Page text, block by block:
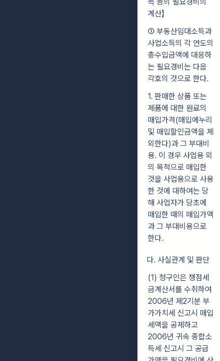
계산】
① 부동산임대소득과
사업소득의 각 연도의
총수입금액에 대응하
는 필요경비는 다음
각호의 것으로 한다.
1. 판매한 상품 또는
제품에 대한 원료의
매입가격(매입에누리
및 매입할인금액을 제
외한다)과 그 부대비
용. 이 경우 사업용 외
의 목적으로 매입한
것을 사업용으로 사용
한 것에 대하여는 당
해 사업자가 당초에
매입한 때의 매입가액
과 그 부대비용으로
한다.
다. 사실관계 및 판단
(1) 청구인은 쟁점세
금계산서를 수취하여
2006년 제2기분 부
가가치세 신고시 매입
세액을 공제하고
2006년 귀속 종합소
득세 신고시 그 공급